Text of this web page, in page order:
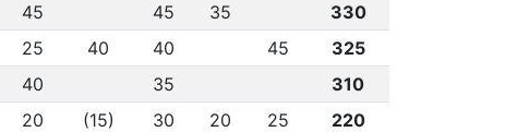
45 45 35
330
25 40 40 45
325
40 35
310
20 (15) 30 20 25
220